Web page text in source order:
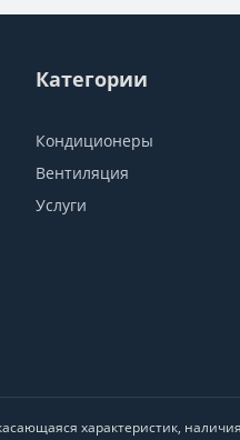
Категории
Кондиционеры
Вентиляция
Услуги
характеристик,